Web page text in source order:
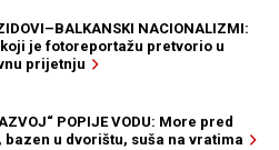
NACIONALIZMI:
je fotoreportažu pretvorio u
prijetnju
POPIJE VODU: More pred
bazen u dvorištu, suša na vratima